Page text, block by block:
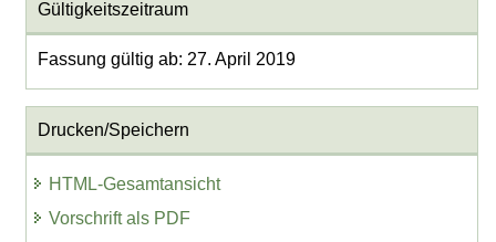
Gültigkeitszeitraum
Fassung gültig ab: 27. April 2019
Drucken/Speichern
HTML-Gesamtansicht
Vorschrift als PDF